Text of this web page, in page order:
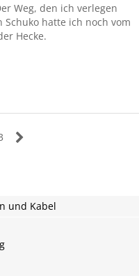
Weg, den ich verlegen
hatte ich noch vom
Hecke.
und Kabel